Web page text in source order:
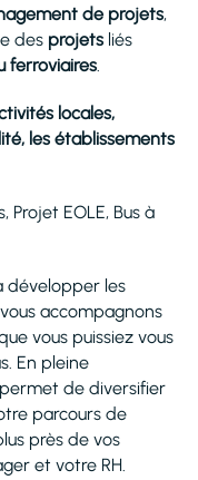
de projets,
des projets liés
ferroviaires.
locales,
les établissements
Projet EOLE, Bus à
développer les
accompagnons
vous puissiez vous
En pleine
permet de diversifier
parcours de
près de vos
et votre RH.